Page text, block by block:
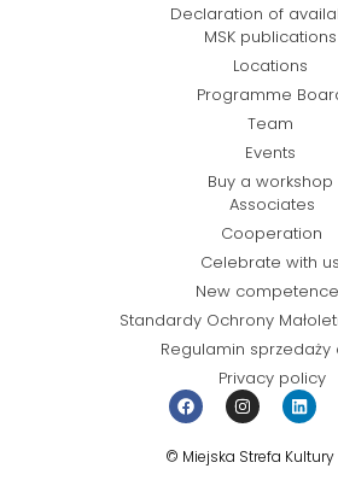
Declaration of
MSK publications
Locations
Programme
Team
Events
Buy a workshop
Associates
Cooperation
Celebrate with
New
Standardy Ochrony
Regulamin sprzedaży
Privacy policy
© Miejska Strefa